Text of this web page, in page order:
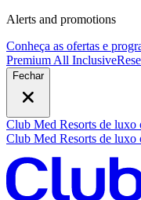
Alerts and promotions
Conheça as ofertas e
Premium All InclusiveR
Fechar
Club Med Resorts de luxo
Club Med Resorts de luxo